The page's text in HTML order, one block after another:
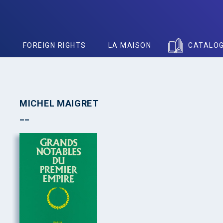
FOREIGN RIGHTS LA MAISON
MICHEL MAIGRET